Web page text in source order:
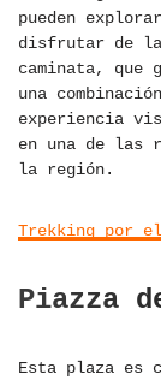
pueden
disfrutar de
caminata, que
una
experiencia
en una de las
la región.
Trekking por
Piazza
Esta plaza es